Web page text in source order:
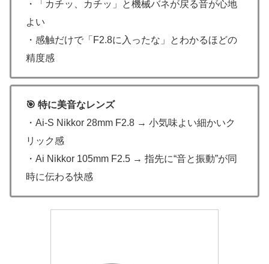
・「カチッ、カチッ」と機械バネが戻る音が心地
よい
・感触だけで「F2.8に入ったな」とわかるほどの
精度感
🎯 特に美音なレンズ
・Ai-S Nikkor 28mm F2.8 → 小気味よい細かいク
リック感
・Ai Nikkor 105mm F2.5 → 指先に“音と振動”が同
時に伝わる快感